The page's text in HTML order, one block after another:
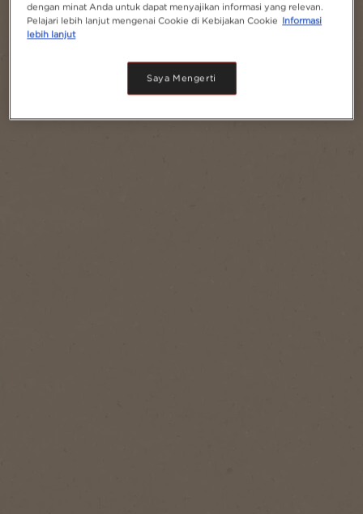
dengan minat Anda untuk dapat menyajikan informasi yang relevan.
Pelajari lebih lanjut mengenai Cookie di Kebijakan Cookie Informasi
lebih lanjut
Saya Mengerti